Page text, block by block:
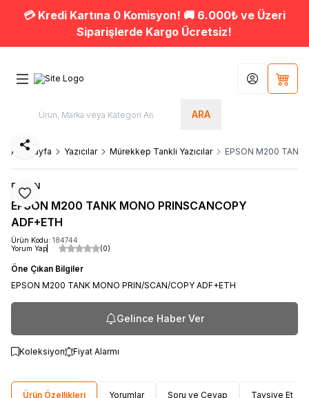
💳 Kredi Kartına 0 Komisyon! 🚚 6.000₺ ve Üzeri
Siparişlerde Kargo Ücretsiz!
ARA
Hesabım
Ana Sayfa Yazıcılar Mürekkep Tankli Yazıcılar EPSON M200 TANK
Favoriye Ekle
Paylaş
EPSON
EPSON M200 TANK MONO PRINSCANCOPY
ADF+ETH
Ürün Kodu: 184744
Yorum Yap
(0)
Öne Çıkan Bilgiler
EPSON M200 TANK MONO PRIN/SCAN/COPY ADF+ETH
Gelince Haber Ver
Koleksiyon Fiyat Alarmı
Ürün Özellikleri Yorumlar Soru ve Cevap Tavsiye Et